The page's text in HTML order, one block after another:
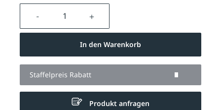
Produkt Anzahl: Gib den
In den Warenkorb
Staffelpreis Rabatt
Produkt anfragen